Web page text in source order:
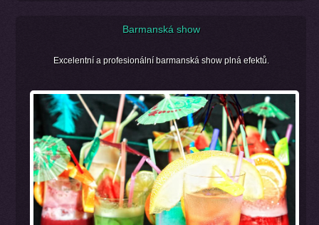
Barmanská show
Excelentní a profesionální barmanská show plná efektů.